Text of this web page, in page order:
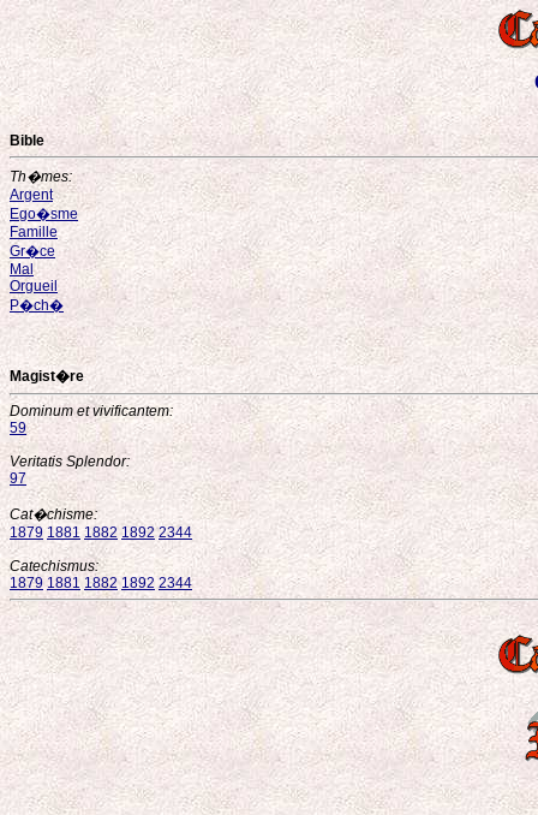
Bible
Th�mes:
Argent
Ego�sme
Famille
Gr�ce
Mal
Orgueil
P�ch�
Magist�re
Dominum et vivificantem:
59
Veritatis Splendor:
97
Cat�chisme:
1879 1881 1882 1892 2344
Catechismus:
1879 1881 1882 1892 2344